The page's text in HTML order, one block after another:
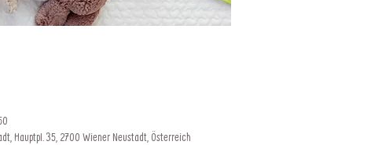
Hauptpl. 35, 2700 Wiener Neustadt, Österreich